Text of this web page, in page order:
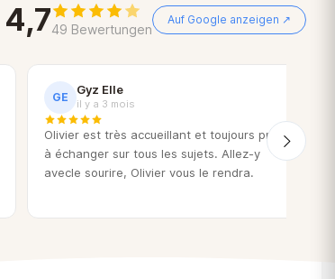
4,749 Bewertungen
Auf Google anzeigen ↗
GE Gyz Elle
il y a 3 mois
Olivier est très accueillant et toujours prêt
à échanger sur tous les sujets. Allez-y
avecle sourire, Olivier vous le rendra.